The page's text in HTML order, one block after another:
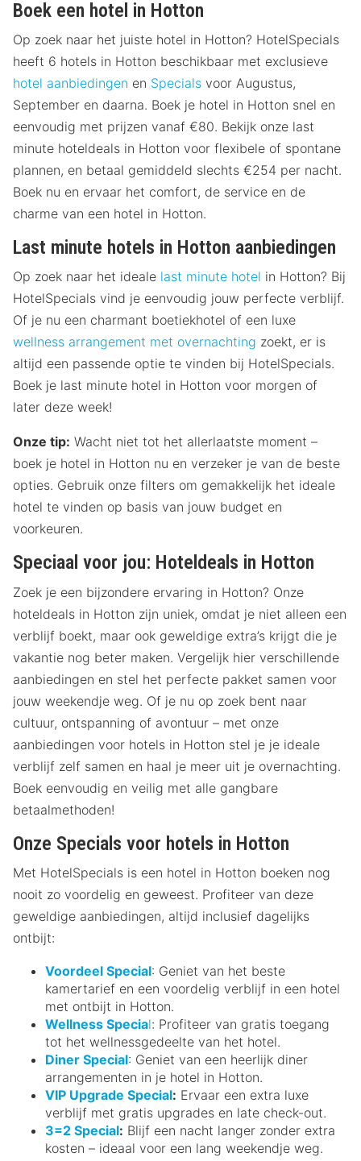
Boek een hotel in Hotton
Op zoek naar het juiste hotel in Hotton? HotelSpecials
heeft 6 hotels in Hotton beschikbaar met exclusieve
hotel aanbiedingen en Specials voor Augustus,
September en daarna. Boek je hotel in Hotton snel en
eenvoudig met prijzen vanaf €80. Bekijk onze last
minute hoteldeals in Hotton voor flexibele of spontane
plannen, en betaal gemiddeld slechts €254 per nacht.
Boek nu en ervaar het comfort, de service en de
charme van een hotel in Hotton.
Last minute hotels in Hotton aanbiedingen
Op zoek naar het ideale last minute hotel in Hotton? Bij
HotelSpecials vind je eenvoudig jouw perfecte verblijf.
Of je nu een charmant boetiekhotel of een luxe
wellness arrangement met overnachting zoekt, er is
altijd een passende optie te vinden bij HotelSpecials.
Boek je last minute hotel in Hotton voor morgen of
later deze week!
Onze tip: Wacht niet tot het allerlaatste moment –
boek je hotel in Hotton nu en verzeker je van de beste
opties. Gebruik onze filters om gemakkelijk het ideale
hotel te vinden op basis van jouw budget en
voorkeuren.
Speciaal voor jou: Hoteldeals in Hotton
Zoek je een bijzondere ervaring in Hotton? Onze
hoteldeals in Hotton zijn uniek, omdat je niet alleen een
verblijf boekt, maar ook geweldige extra’s krijgt die je
vakantie nog beter maken. Vergelijk hier verschillende
aanbiedingen en stel het perfecte pakket samen voor
jouw weekendje weg. Of je nu op zoek bent naar
cultuur, ontspanning of avontuur – met onze
aanbiedingen voor hotels in Hotton stel je je ideale
verblijf zelf samen en haal je meer uit je overnachting.
Boek eenvoudig en veilig met alle gangbare
betaalmethoden!
Onze Specials voor hotels in Hotton
Met HotelSpecials is een hotel in Hotton boeken nog
nooit zo voordelig en geweest. Profiteer van deze
geweldige aanbiedingen, altijd inclusief dagelijks
ontbijt:
Voordeel Special: Geniet van het beste
kamertarief en een voordelig verblijf in een hotel
met ontbijt in Hotton.
Wellness Special: Profiteer van gratis toegang
tot het wellnessgedeelte van het hotel.
Diner Special: Geniet van een heerlijk diner
arrangementen in je hotel in Hotton.
VIP Upgrade Special: Ervaar een extra luxe
verblijf met gratis upgrades en late check-out.
3=2 Special: Blijf een nacht langer zonder extra
kosten – ideaal voor een lang weekendje weg.